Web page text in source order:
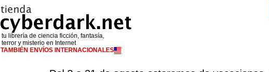
tu librería de ciencia ficción, fantasía,
terror y misterio en Internet
TAMBIÉN ENVÍOS INTERNACIONALES